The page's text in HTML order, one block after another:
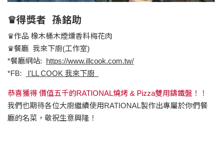
♛得獎者 孫銘助
♛作品 橡木桶木煙燻香料梅花肉
♛餐廳 我來下廚(工作室)
*餐廳網站: https://www.illcook.com.tw/
*FB:
I'LL COOK 我來下廚
恭喜獲得 價值五千的RATIONAL燒烤 & Pizza雙用鑄鐵盤！！
我們也期待各位大廚繼續使用RATIONAL製作出專屬於你們餐
廳的名菜，敬祝生意興隆！